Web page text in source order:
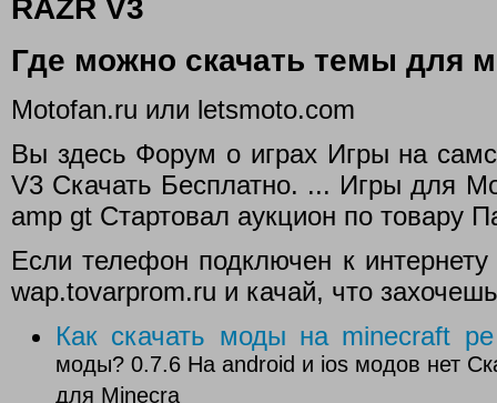
RAZR V3
Где можно скачать темы для
Motofan.ru или letsmoto.com
Вы здесь Форум о играх Игры на
V3 Скачать Бесплатно. ... Игры для
amp gt Стартовал аукцион по товару
Если телефон подключен к
wap.tovarprom.ru и качай, что
Как скачать моды на minecraft
моды? 0.7.6 На android и ios модов нет